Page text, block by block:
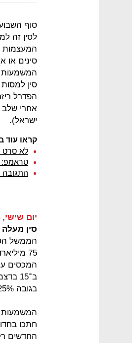
סוף
לסין זה
המעצמות
סינים או
המשמעות
סין
הפדרל
אחרי שלב
ישראל).
קראו עוד
לא סרט
טראמפ:
התגובה
יום שישי, 16:04
סין
הממשל
בגובה 25% על כלי רכב אמריקאיים.
המשמעות:
חתכו
החדשים